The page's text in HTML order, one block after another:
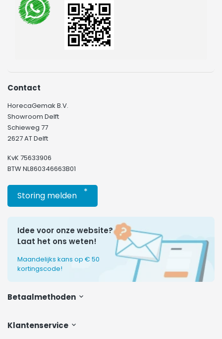
Klantenservice
Contact
HorecaGemak B.V.
Showroom Delft
Schieweg 77
2627 AT Delft
KvK 75633906
BTW NL860346663B01
Storing melden *
Idee voor onze website?
Laat het ons weten!
Maandelijks kans op € 50
kortingscode!
Betaalmethoden